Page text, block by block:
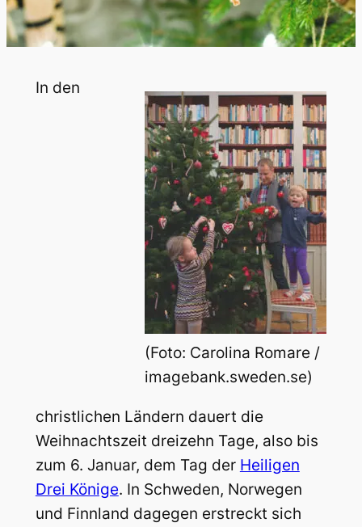
(Foto: Carolina Romare /
imagebank.sweden.se)
In den
christlichen Ländern dauert die
Weihnachtszeit dreizehn Tage, also bis
zum 6. Januar, dem Tag der Heiligen
Drei Könige. In Schweden, Norwegen
und Finnland dagegen erstreckt sich